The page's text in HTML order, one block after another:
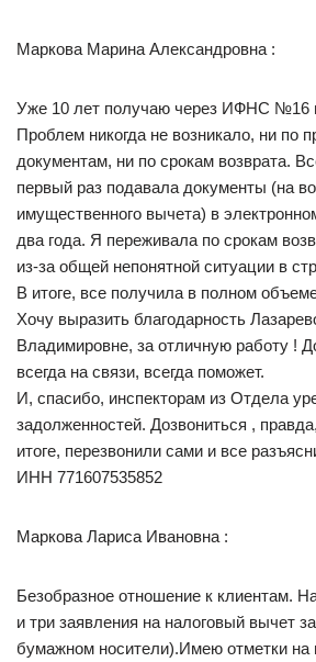
Маркова Марина Александровна :
Уже 10 лет получаю через ИФНС №16
Проблем никогда не возникало, ни по
документам, ни по срокам возврата.
первый раз подавала документы (на
имущественного вычета) в
два года. Я переживала по срокам
из-за общей непонятной ситуации в
В итоге, все получила в полном
Хочу выразить благодарность
Владимировне, за отличную работу !
всегда на связи, всегда поможет.
И, спасибо, инспекторам из Отдела
задолженностей. Дозвониться ,
итоге, перезвонили сами и все
ИНН 771607535852
Маркова Лариса Ивановна :
Безобразное отношение к клиентам.
и три заявления на налоговый вычет
бумажном носители).Имею отметки на